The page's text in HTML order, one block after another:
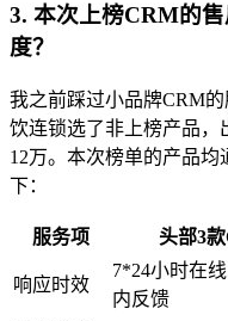
3. 本次上榜CRM的
度？
我之前踩过小品牌CRM
饮连锁选了非上榜产品，
12万。本次榜单的产品
下：
服务项 头部3
响应时效
7*24小时在
内反馈